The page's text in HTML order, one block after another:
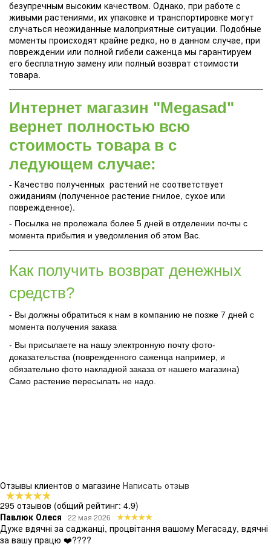
безупречным высоким качеством. Однако, при работе с
живыми растениями, их упаковке и транспортировке могут
случаться неожиданные малоприятные ситуации. Подобные
моменты происходят крайне редко, но в данном случае, при
повреждении или полной гибели саженца мы гарантируем
его бесплатную замену или полный возврат стоимости
товара.
Интернет магазин "Megasad"
вернет полностью всю
стоимость товара в с
ледующем случае:
- Качество полученных растений не соответствует
ожиданиям (полученное растение гнилое, сухое или
поврежденное).
- Посылка не пролежала более 5 дней в отделении почты с
момента прибытия и уведомления об этом Вас.
Как получить возврат денежных
средств?
- Вы должны обратиться к нам в компанию не позже 7 дней с
момента получения заказа
- Вы присылаете на нашу электронную почту фото-
доказательства (поврежденного саженца например, и
обязательно фото накладной заказа от нашего магазина)
Само растение пересылать не надо.
Отзывы клиентов о магазине Написать отзыв
295 отзывов (общий рейтинг: 4.9)
Павлюк Олеся
22 мая 2026
Дуже вдячні за саджанці, процвітання вашому Мегасаду, вдячні
за вашу працю ❤️????